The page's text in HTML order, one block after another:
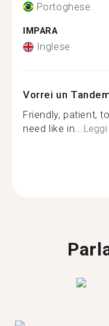
Portoghese
IMPARA
Inglese
Vorrei un
Friendly, patient,
need like in...